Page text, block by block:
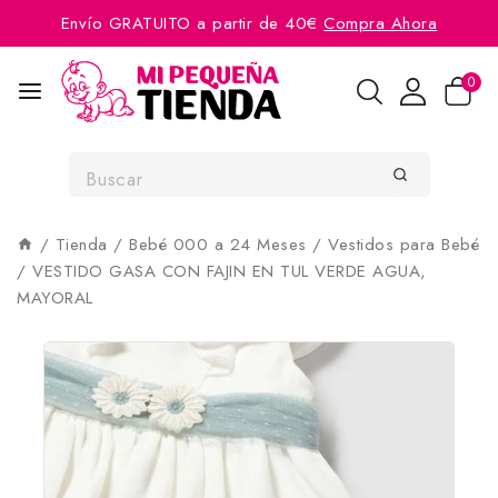
Envío GRATUITO a partir de 40€Compra Ahora
0
/ Tienda / Bebé 000 a 24 Meses / Vestidos para Bebé
/ VESTIDO GASA CON FAJIN EN TUL VERDE AGUA,
MAYORAL